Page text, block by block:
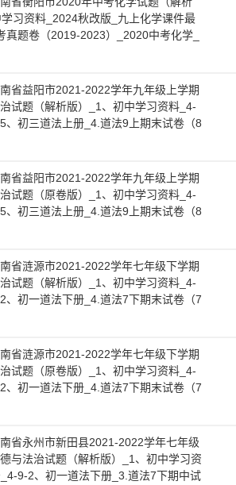
习资料_2024秋改版_九上化学课件最
真题卷（2019-2023）_2020中考化学_
省益阳市2021-2022学年九年级上学期
试题（解析版）_1、初中学习资料_4-
、初三道法上册_4.道法9上期末试卷（8
省益阳市2021-2022学年九年级上学期
试题（原卷版）_1、初中学习资料_4-
、初三道法上册_4.道法9上期末试卷（8
省涟源市2021-2022学年七年级下学期
试题（解析版）_1、初中学习资料_4-
、初一道法下册_4.道法7下期末试卷（7
省涟源市2021-2022学年七年级下学期
试题（原卷版）_1、初中学习资料_4-
、初一道法下册_4.道法7下期末试卷（7
省永州市新田县2021-2022学年七年级
与法治试题（解析版）_1、初中学习资
9-2、初一道法下册_3.道法7下期中试